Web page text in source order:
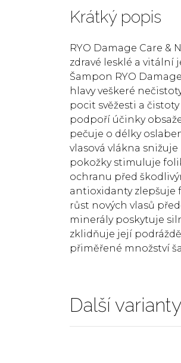
Krátký popis
RYO Damage Care &
zdravé lesklé a vitální
Šampon RYO
hlavy veškeré
pocit svěžesti a
podpoří účinky
pečuje o délky
vlasová vlákna
pokožky stimuluje
ochranu před
antioxidanty zlepšuje
růst nových vlasů
minerály poskytuje
zklidňuje její
přiměřené množství
Další